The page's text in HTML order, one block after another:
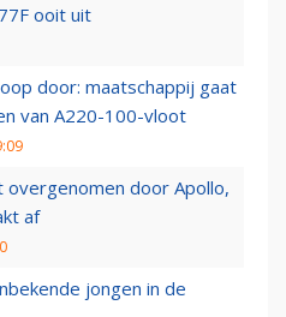
ooit uit
door: maatschappij gaat
van A220-100-vloot
overgenomen door Apollo,
af
jongen in de